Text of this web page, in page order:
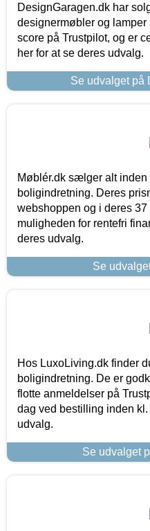
DesignGaragen.dk har
designermøbler og
score på Trustpilot, og er
her for at se deres udvalg.
Se udvalget på
Møblér.dk sælger alt inden
boligindretning. Deres
webshoppen og i deres
muligheden for rentefri
deres udvalg.
Se
Hos LuxoLiving.dk finder
boligindretning. De er
flotte anmeldelser på
dag ved bestilling inden
udvalg.
Se udvalget